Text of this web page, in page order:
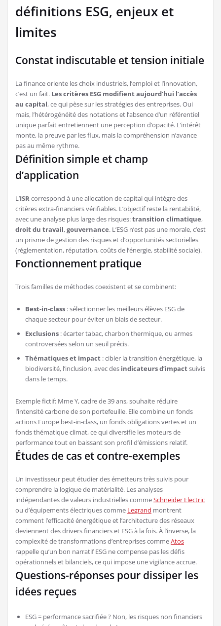
définitions ESG, enjeux et
limites
Constat indiscutable et tension initiale
La finance oriente les choix industriels, l’emploi et l’innovation,
c’est un fait. Les critères ESG modifient aujourd’hui l’accès
au capital, ce qui pèse sur les stratégies des entreprises. Oui
mais, l’hétérogénéité des notations et l’absence d’un référentiel
unique parfait entretiennent une perception d’opacité. L’intérêt
monte, la preuve par les flux, mais la compréhension n’avance
pas au même rythme.
Définition simple et champ
d’application
L’ISRcorrespond à une allocation de capital qui intègre des
critères extra-financiers vérifiables. L’objectif reste la rentabilité,
avec une analyse plus large des risques:transition climatique,
droit du travail,gouvernance. L’ESG n’est pas une morale, c’est
un prisme de gestion des risques et d’opportunités sectorielles
(réglementation, réputation, coûts de l’énergie, stabilité sociale).
Fonctionnement pratique
Trois familles de méthodes coexistent et se combinent:
Best-in-class : sélectionner les meilleurs élèves ESG de
chaque secteur pour éviter un biais de secteur.
Exclusions : écarter tabac, charbon thermique, ou armes
controversées selon un seuil précis.
Thématiques et impact : cibler la transition énergétique, la
biodiversité, l’inclusion, avec des indicateurs d’impactsuivis
dans le temps.
Exemple fictif: Mme Y, cadre de 39 ans, souhaite réduire
l’intensité carbone de son portefeuille. Elle combine un fonds
actions Europe best-in-class, un fonds obligations vertes et un
fonds thématique climat, ce qui diversifie les moteurs de
performance tout en baissant son profil d’émissions relatif.
Études de cas et contre-exemples
Un investisseur peut étudier des émetteurs très suivis pour
comprendre la logique de matérialité. Les analyses
indépendantes de valeurs industrielles commeSchneider Electric
ou d’équipements électriques comme Legrand montrent
comment l’efficacité énergétique et l’architecture des réseaux
deviennent des drivers financiers et ESG à la fois. À l’inverse, la
complexité de transformations d’entreprises commeAtos
rappelle qu’un bon narratif ESG ne compense pas les défis
opérationnels et bilanciels, ce qui impose une vigilance accrue.
Questions-réponses pour dissiper les
idées reçues
ESG = performance sacrifiée ? Non, les risques non financiers